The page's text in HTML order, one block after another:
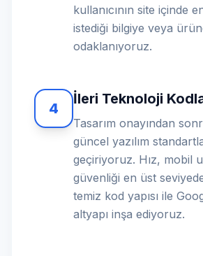
kullanıcının site içinde
istediği bilgiye veya
odaklanıyoruz.
4
İleri Teknoloji
Tasarım onayından
güncel yazılım
geçiriyoruz. Hız, mobil
güvenliği en üst
temiz kod yapısı ile
altyapı inşa ediyoruz.